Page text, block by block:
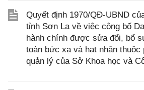
Quyết định 1970/QĐ-UBND
tỉnh Sơn La về việc công bố
hành chính được sửa đổi, bổ
toàn bức xạ và hạt nhân
quản lý của Sở Khoa học và